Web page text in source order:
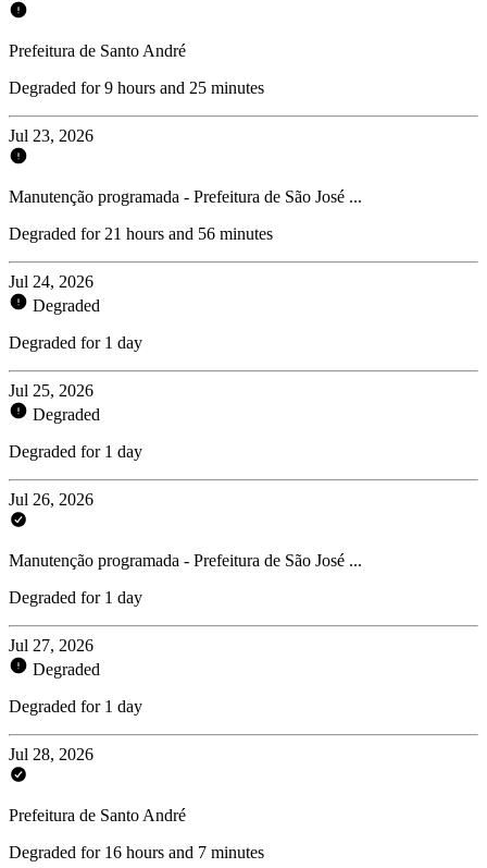
Prefeitura de Santo André
Degraded for 9 hours and 25 minutes
Jul 23, 2026
Manutenção programada - Prefeitura de São José ...
Degraded for 21 hours and 56 minutes
Jul 24, 2026
Degraded
Degraded for 1 day
Jul 25, 2026
Degraded
Degraded for 1 day
Jul 26, 2026
Manutenção programada - Prefeitura de São José ...
Degraded for 1 day
Jul 27, 2026
Degraded
Degraded for 1 day
Jul 28, 2026
Prefeitura de Santo André
Degraded for 16 hours and 7 minutes